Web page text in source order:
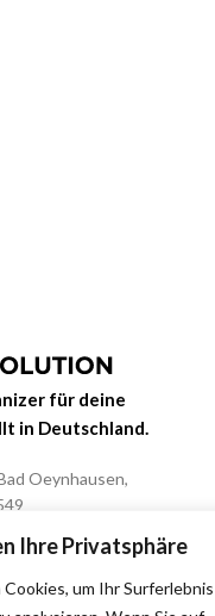
Ihre Privatsphäre
um Ihr
für deine
in Deutschland.
Oeynhausen,